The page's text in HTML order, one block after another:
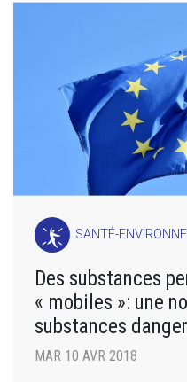
SANTÉ-
Des substances
« mobiles »: une
substances
MAR 10 AVR 2018